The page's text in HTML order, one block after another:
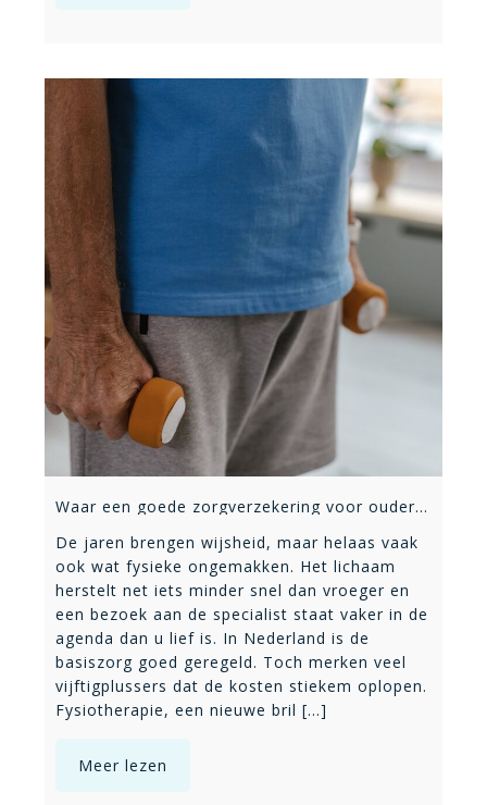
Waar een goede zorgverzekering voor ouderen echt het verschil maakt
De jaren brengen wijsheid, maar helaas vaak
ook wat fysieke ongemakken. Het lichaam
herstelt net iets minder snel dan vroeger en
een bezoek aan de specialist staat vaker in de
agenda dan u lief is. In Nederland is de
basiszorg goed geregeld. Toch merken veel
vijftigplussers dat de kosten stiekem oplopen.
Fysiotherapie, een nieuwe bril [...]
Meer lezen